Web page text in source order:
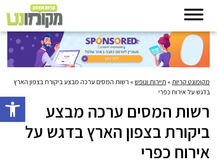
פתח
מקומונט קריות » תיירות ונופש» רשות המסים ערכה מבצע ביקורת בצפון הארץ
בדגש על אירוח כפרי
רשות המסים ערכה מבצע
ביקורת בצפון הארץ בדגש על
אירוח כפרי